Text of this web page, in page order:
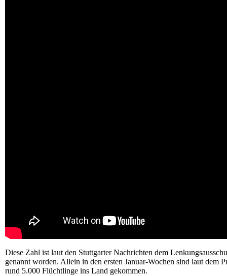
Diese Zahl ist laut den Stuttgarter Nachrichten dem
genannt worden. Allein in den ersten Januar-Wochen sind laut dem
rund 5.000 Flüchtlinge ins Land gekommen.